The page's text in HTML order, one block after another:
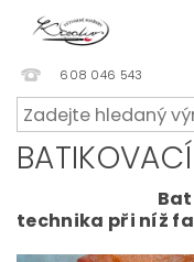
608 046 543
technika při níž